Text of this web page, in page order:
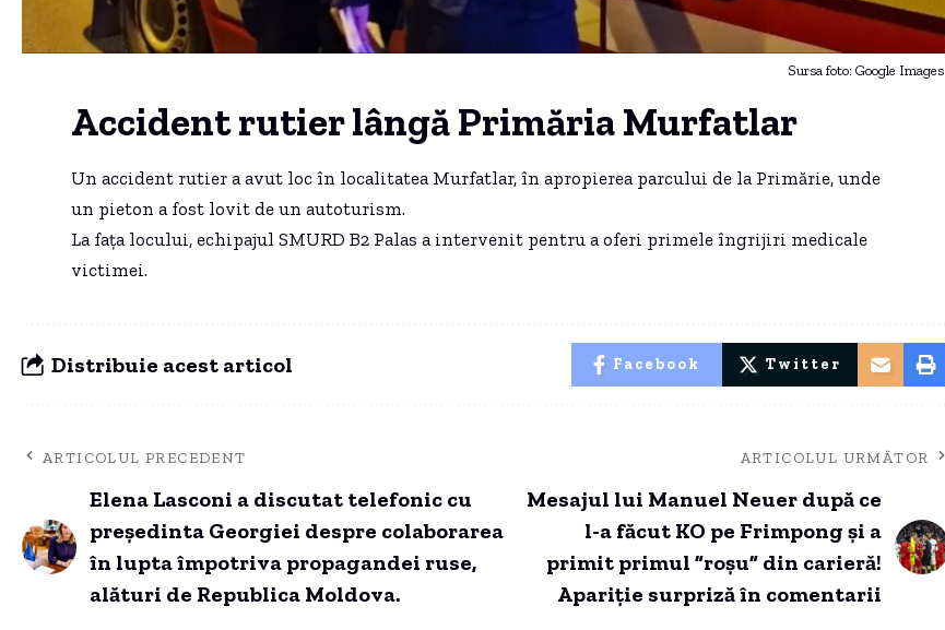
Sursa foto: Google Images
Accident rutier lângă Primăria Murfatlar
Un accident rutier a avut loc în localitatea Murfatlar, în apropierea parcului de la Primărie, unde
un pieton a fost lovit de un autoturism.
La fața locului, echipajul SMURD B2 Palas a intervenit pentru a oferi primele îngrijiri medicale
victimei.
Distribuie acest articol Facebook Twitter
ARTICOLUL PRECEDENT
Elena Lasconi a discutat telefonic cu
preşedinta Georgiei despre colaborarea
în lupta împotriva propagandei ruse,
alături de Republica Moldova.
ARTICOLUL URMĂTOR
Mesajul lui Manuel Neuer după ce
l-a făcut KO pe Frimpong și a
primit primul ”roșu” din carieră!
Apariție surpriză în comentarii